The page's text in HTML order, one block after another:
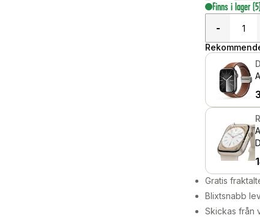
Finns i lager
-
Gratis
Blixtsnabb
Skickas från